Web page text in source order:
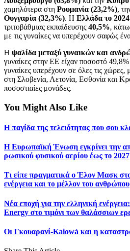
χαμηλότερα στη Ρουμανία (23,2%),
Ουγγαρία (32,3%). Η Ελλάδα το 2024
τριτοβάθμιας εκπαίδευσης 40,5%,
με τις γυναίκες να υπερέχουν σαφώς
Η ψαλίδα μεταξύ γυναικών και
γυναίκες στην ΕΕ είχαν ποσοστό
γυναίκες υπερέχουν σε όλες τις
στη Σλοβενία, Λετονία, Εσθονία και
ποσοστιαίες μονάδες.
You Might Also Like
Η παγίδα της τελειότητας που σου
Η Ευρωπαϊκή Ένωση εγκρίνει την
ρωσικού φυσικού αερίου έως το 2027
Τι είπε πραγματικά ο Έλον Μασκ
ενέργεια και το μέλλον του ανθρώπου
Νέα εποχή για την ελληνική
Energy στο τιμόνι των θαλάσσιων
Οι Γκουαρανί-Kaiowá και η